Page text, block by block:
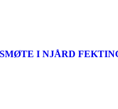
I NJÅRD